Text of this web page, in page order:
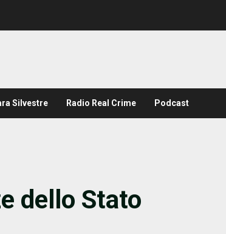
Silvestre Radio Real Crime Podcast
dello Stato